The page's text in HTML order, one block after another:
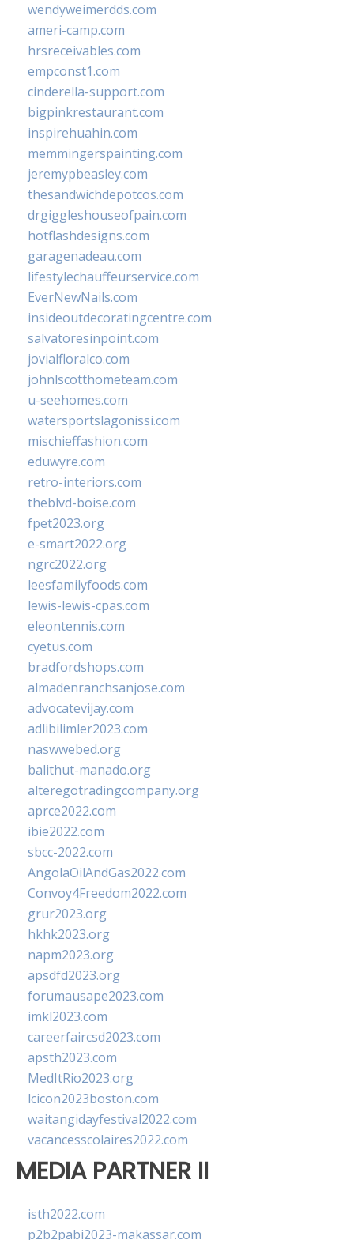
wendyweimerdds.com
ameri-camp.com
hrsreceivables.com
empconst1.com
cinderella-support.com
bigpinkrestaurant.com
inspirehuahin.com
memmingerspainting.com
jeremypbeasley.com
thesandwichdepotcos.com
drgiggleshouseofpain.com
hotflashdesigns.com
garagenadeau.com
lifestylechauffeurservice.com
EverNewNails.com
insideoutdecoratingcentre.com
salvatoresinpoint.com
jovialfloralco.com
johnlscotthometeam.com
u-seehomes.com
watersportslagonissi.com
mischieffashion.com
eduwyre.com
retro-interiors.com
theblvd-boise.com
fpet2023.org
e-smart2022.org
ngrc2022.org
leesfamilyfoods.com
lewis-lewis-cpas.com
eleontennis.com
cyetus.com
bradfordshops.com
almadenranchsanjose.com
advocatevijay.com
adlibilimler2023.com
naswwebed.org
balithut-manado.org
alteregotradingcompany.org
aprce2022.com
ibie2022.com
sbcc-2022.com
AngolaOilAndGas2022.com
Convoy4Freedom2022.com
grur2023.org
hkhk2023.org
napm2023.org
apsdfd2023.org
forumausape2023.com
imkl2023.com
careerfaircsd2023.com
apsth2023.com
MedItRio2023.org
lcicon2023boston.com
waitangidayfestival2022.com
vacancesscolaires2022.com
MEDIA PARTNER II
isth2022.com
p2b2pabi2023-makassar.com